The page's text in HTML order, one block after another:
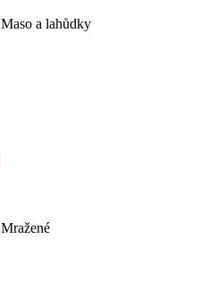
Maso a lahůdky
Mražené